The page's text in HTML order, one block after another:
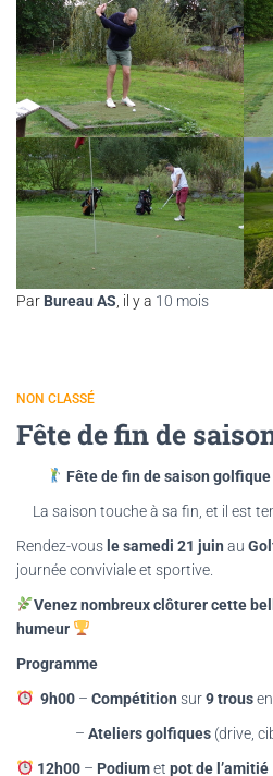
Par Bureau AS , il y a 10 mois
NON CLASSÉ
Fête de fin de
Fête de fin de saison
La saison touche à sa fin, et il est
Rendez-vous le samedi 21 juin au
journée conviviale et sportive.
Venez nombreux clôturer cette
humeur
Programme
9h00– Compétition sur9 trousen
– Ateliers golfiques (drive,
12h00– Podiumet pot de l’amitié